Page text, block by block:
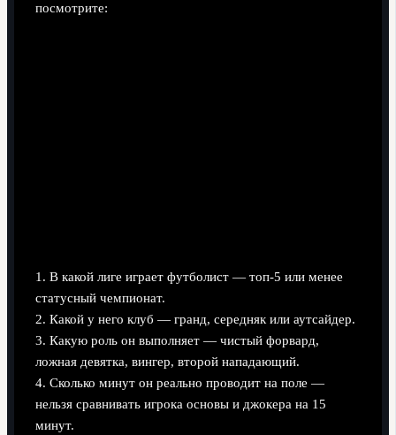
посмотрите:
1. В какой лиге играет футболист — топ-5 или менее
статусный чемпионат.
2. Какой у него клуб — гранд, середняк или аутсайдер.
3. Какую роль он выполняет — чистый форвард,
ложная девятка, вингер, второй нападающий.
4. Сколько минут он реально проводит на поле —
нельзя сравнивать игрока основы и джокера на 15
минут.